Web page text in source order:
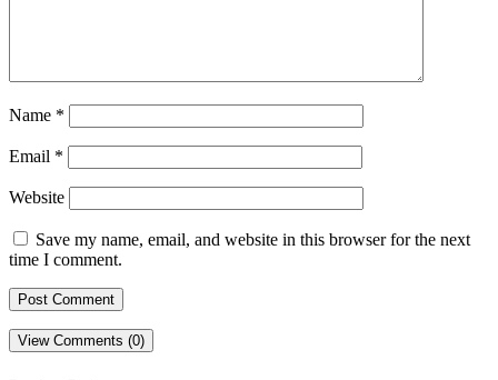
Name *
Email *
Website
Save my name, email, and website in this browser for the next
time I comment.
View Comments (0)